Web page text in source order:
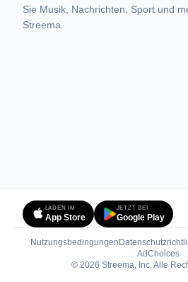
Sie Musik, Nachrichten, Sport und
Streema.
LADEN IM
App Store
JETZT BEI
Google Play
Nutzungsbedingungen
AdChoices
© 2026 Streema, Inc. Alle